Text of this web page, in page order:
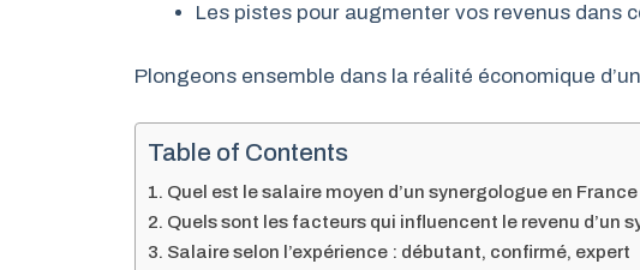
Les pistes pour augmenter vos revenus dans
Plongeons ensemble dans la réalité économique
Table of Contents
Quel est le salaire moyen d’un synergologue en
Quels sont les facteurs qui influencent le revenu d’un
Salaire selon l’expérience : débutant, confirmé, expert